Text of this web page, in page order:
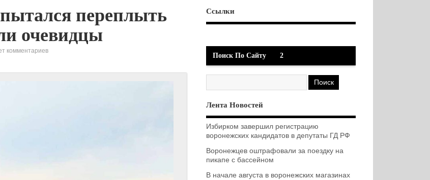
переплыть
очевидцы
комментариев
Ссылки
Поиск По Сайту 2
Лента Новостей
Избирком завершил регистрацию
воронежских кандидатов в депутаты ГД РФ
Воронежцев оштрафовали за поездку на
пикапе с бассейном
В начале августа в воронежских магазинах